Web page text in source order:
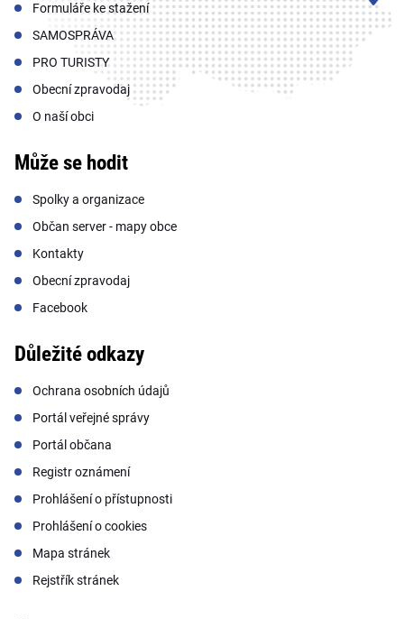
Formuláře ke stažení
SAMOSPRÁVA
PRO TURISTY
Obecní zpravodaj
O naší obci
Může se hodit
Spolky a organizace
Občan server - mapy obce
Kontakty
Obecní zpravodaj
Facebook
Důležité odkazy
Ochrana osobních údajů
Portál veřejné správy
Portál občana
Registr oznámení
Prohlášení o přístupnosti
Prohlášení o cookies
Mapa stránek
Rejstřík stránek